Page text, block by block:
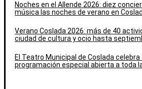
Noches en el Allende 2026: diez
música las noches de verano en
Verano Coslada 2026: más de 40
ciudad de cultura y ocio hasta
El Teatro Municipal de Coslada
programación especial abierta a toda